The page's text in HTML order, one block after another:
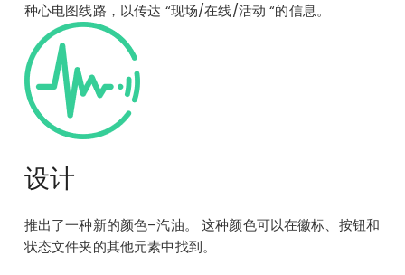
种心电图线路，以传达 “现场/在线/活动 “的信息。
设计
推出了一种新的颜色–汽油。 这种颜色可以在徽标、按钮和
状态文件夹的其他元素中找到。